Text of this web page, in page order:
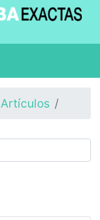
Artículos